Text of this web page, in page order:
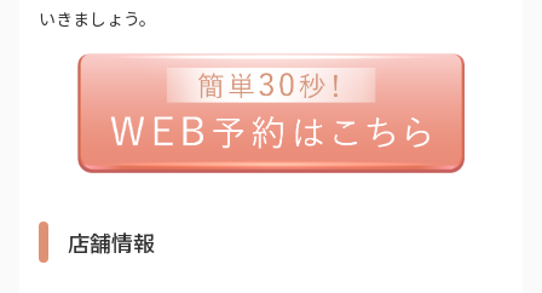
いきましょう。
店舗情報